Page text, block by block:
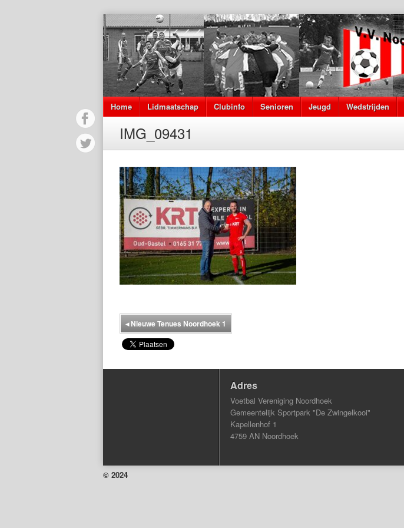
Home Lidmaatschap Clubinfo Senioren Jeugd Wedstrijden
IMG_09431
◂Nieuwe Tenues Noordhoek 1
Adres
Voetbal Vereniging Noordhoek
Gemeentelijk Sportpark "De Zwingelkooi"
Kapellenhof 1
4759 AN Noordhoek
© 2024